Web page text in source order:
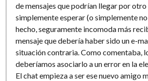
de mensajes que podrían llegar por otro
simplemente esperar (o simplemente
hecho, seguramente incomoda más
mensaje que debería haber sido un e-
situación contraria. Como comentaba,
deberíamos asociarlo a un error en la
El chat empieza a ser ese nuevo amigo